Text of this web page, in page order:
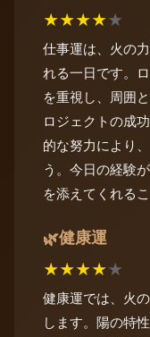
★★★★★
仕事運は、火の
れる一日です。
を重視し、周囲
ロジェクトの成
的な努力により
う。今日の経験
を添えてくれる
🌿健康運
★★★★★
健康運では、火
します。陽の特